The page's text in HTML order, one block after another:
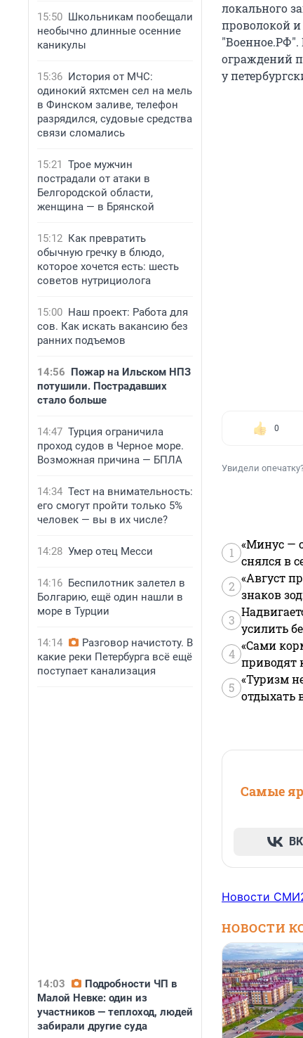
15:50 Школьникам пообещали
необычно длинные осенние
каникулы
15:36 История от МЧС:
одинокий яхтсмен сел на мель
в Финском заливе, телефон
разрядился, судовые средства
связи сломались
15:21 Трое мужчин
пострадали от атаки в
Белгородской области,
женщина — в Брянской
15:12 Как превратить
обычную гречку в блюдо,
которое хочется есть: шесть
советов нутрициолога
15:00 Наш проект: Работа для
сов. Как искать вакансию без
ранних подъемов
14:56 Пожар на Ильском НПЗ
потушили. Пострадавших
стало больше
14:47 Турция ограничила
проход судов в Черное море.
Возможная причина — БПЛА
14:34 Тест на внимательность:
его смогут пройти только 5%
человек — вы в их числе?
14:28 Умер отец Месси
14:16 Беспилотник залетел в
Болгарию, ещё один нашли в
море в Турции
14:14
Разговор начистоту. В
какие реки Петербурга всё ещё
поступает канализация
14:03
Подробности ЧП в
Малой Невке: один из
участников — теплоход, людей
забирали другие суда
локального
проволокой
ограждений
у
0
Увидели
1
«Минус —
снялся в
2
«Август
знаков
3
усилить
4
«Сами
приводят
5
«Туризм
отдыхать
Самые
Новости
НОВОСТИ